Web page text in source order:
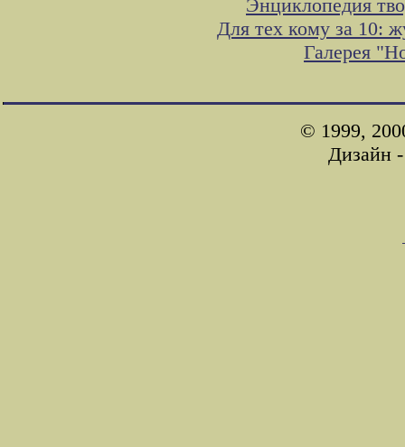
Энциклопедия
Для тех кому за 10:
Галерея
© 1999,
Дизайн